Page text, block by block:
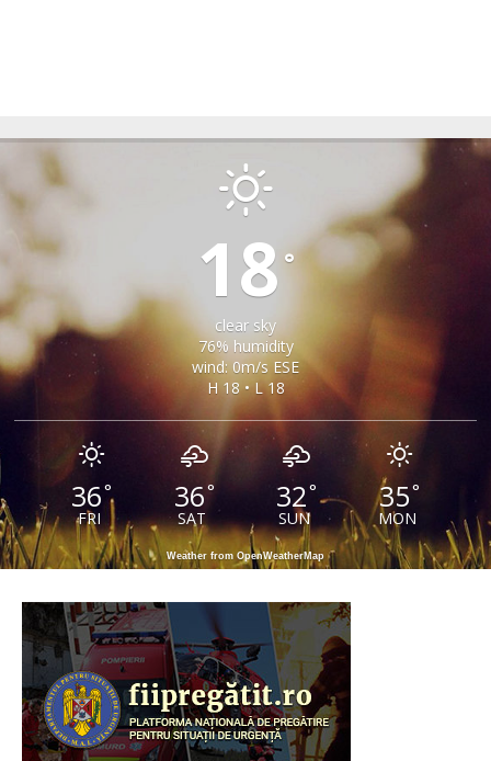
18 °
clear sky
76% humidity
wind: 0m/s ESE
H 18 • L 18
36°
FRI
36°
SAT
32°
SUN
35°
MON
Weather from OpenWeatherMap